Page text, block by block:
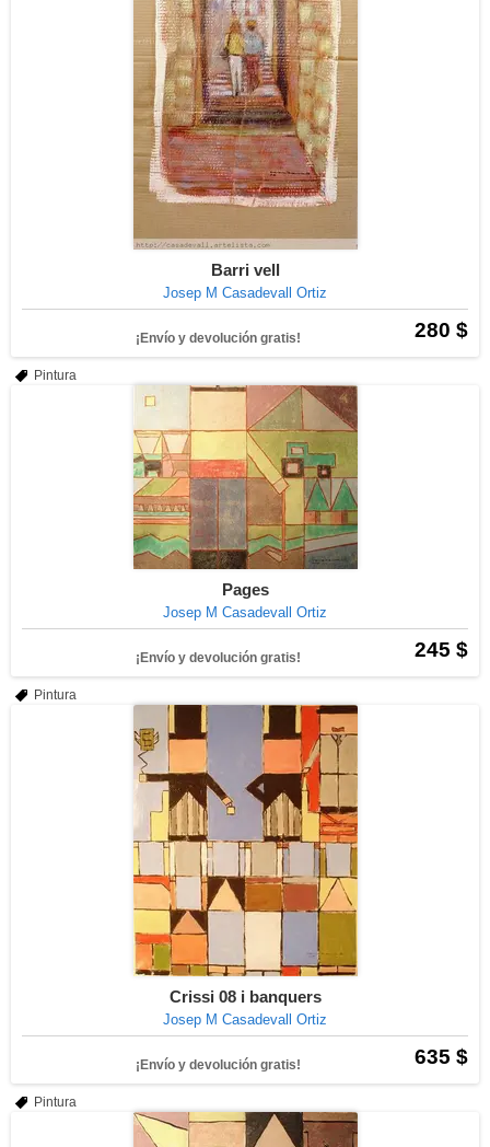
Barri vell
Josep M Casadevall Ortiz
280 $
¡Envío y devolución gratis!
Pintura
Pages
Josep M Casadevall Ortiz
245 $
¡Envío y devolución gratis!
Pintura
Crissi 08 i banquers
Josep M Casadevall Ortiz
635 $
¡Envío y devolución gratis!
Pintura